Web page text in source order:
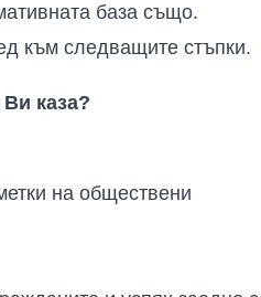
база също.
към следващите стъпки.
каза?
на обществени